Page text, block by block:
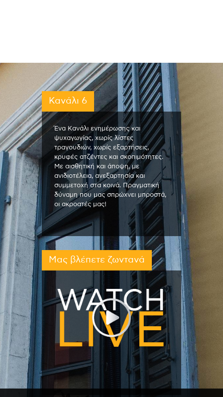
Κανάλι 6
Ένα Κανάλι ενημέρωσης και
ψυχαγωγίας, χωρίς λίστες
τραγουδιών, χωρίς εξαρτήσεις,
κρυφές ατζέντες και σκοπιμότητες.
Με αισθητική και άποψη, με
ανιδιοτέλεια, ανεξαρτησία και
συμμετοχή στα κοινά. Πραγματική
δύναμη που μας σπρώχνει μπροστά,
οι ακροατές μας!
Μας βλέπετε ζωντανά